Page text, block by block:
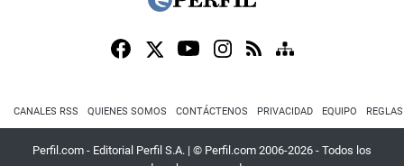
CANALES RSS QUIENES SOMOS CONTÁCTENOS PRIVACIDAD EQUIPO
Perfil.com - Editorial Perfil S.A. | © Perfil.com 2006-2026 - Todos los